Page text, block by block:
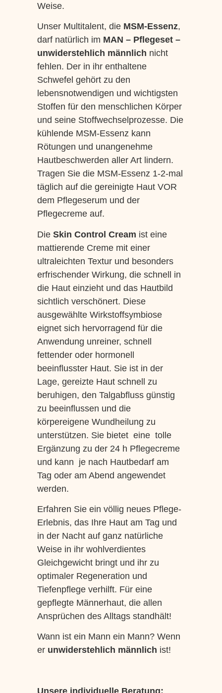
Weise.
Unser Multitalent, die MSM-Essenz,
darf natürlich im MAN – Pflegeset –
unwiderstehlich männlich nicht
fehlen. Der in ihr enthaltene
Schwefel gehört zu den
lebensnotwendigen und wichtigsten
Stoffen für den menschlichen Körper
und seine Stoffwechselprozesse. Die
kühlende MSM-Essenz kann
Rötungen und unangenehme
Hautbeschwerden aller Art lindern.
Tragen Sie die MSM-Essenz 1-2-mal
täglich auf die gereinigte Haut VOR
dem Pflegeserum und der
Pflegecreme auf.
Die Skin Control Cream ist eine
mattierende Creme mit einer
ultraleichten Textur und besonders
erfrischender Wirkung, die schnell in
die Haut einzieht und das Hautbild
sichtlich verschönert. Diese
ausgewählte Wirkstoffsymbiose
eignet sich hervorragend für die
Anwendung unreiner, schnell
fettender oder hormonell
beeinflusster Haut. Sie ist in der
Lage, gereizte Haut schnell zu
beruhigen, den Talgabfluss günstig
zu beeinflussen und die
körpereigene Wundheilung zu
unterstützen. Sie bietet eine tolle
Ergänzung zu der 24 h Pflegecreme
und kann je nach Hautbedarf am
Tag oder am Abend angewendet
werden.
Erfahren Sie ein völlig neues Pflege-
Erlebnis, das Ihre Haut am Tag und
in der Nacht auf ganz natürliche
Weise in ihr wohlverdientes
Gleichgewicht bringt und ihr zu
optimaler Regeneration und
Tiefenpflege verhilft. Für eine
gepflegte Männerhaut, die allen
Ansprüchen des Alltags standhält!
Wann ist ein Mann ein Mann? Wenn
er unwiderstehlich männlich ist!